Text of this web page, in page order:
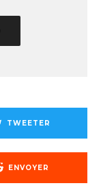
TWEETER
ENVOYER